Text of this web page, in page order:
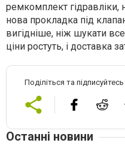
ремкомплект гідравліки,
нова прокладка під
вигідніше, ніж шукати
ціни ростуть, і доставка
Поділіться та
Останні новини